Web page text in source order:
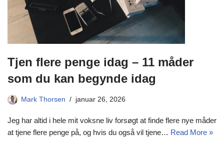
Tjen flere penge idag – 11 måder
som du kan begynde idag
Mark Thorsen januar 26, 2026
Jeg har altid i hele mit voksne liv forsøgt at finde flere nye måder
at tjene flere penge på, og hvis du også vil tjene… Read More »